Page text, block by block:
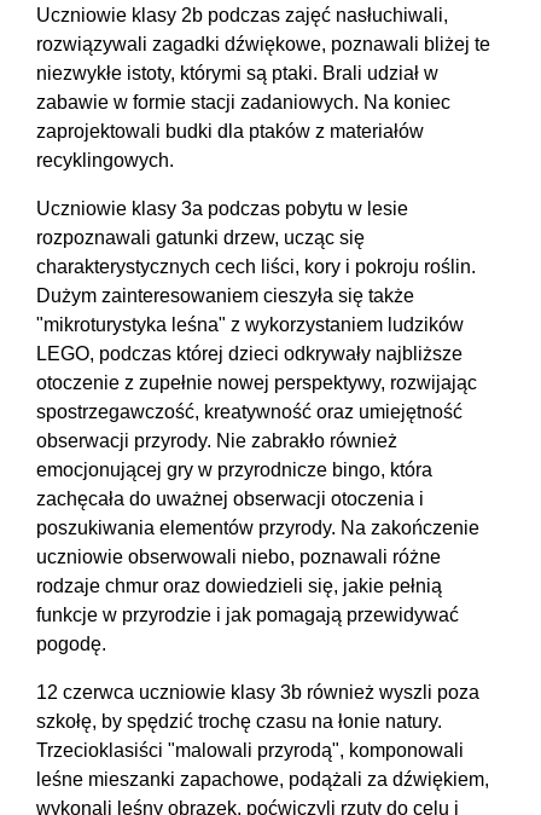
Uczniowie klasy 2b podczas zajęć nasłuchiwali,
rozwiązywali zagadki dźwiękowe, poznawali bliżej te
niezwykłe istoty, którymi są ptaki. Brali udział w
zabawie w formie stacji zadaniowych. Na koniec
zaprojektowali budki dla ptaków z materiałów
recyklingowych.
Uczniowie klasy 3a podczas pobytu w lesie
rozpoznawali gatunki drzew, ucząc się
charakterystycznych cech liści, kory i pokroju roślin.
Dużym zainteresowaniem cieszyła się także
"mikroturystyka leśna" z wykorzystaniem ludzików
LEGO, podczas której dzieci odkrywały najbliższe
otoczenie z zupełnie nowej perspektywy, rozwijając
spostrzegawczość, kreatywność oraz umiejętność
obserwacji przyrody. Nie zabrakło również
emocjonującej gry w przyrodnicze bingo, która
zachęcała do uważnej obserwacji otoczenia i
poszukiwania elementów przyrody. Na zakończenie
uczniowie obserwowali niebo, poznawali różne
rodzaje chmur oraz dowiedzieli się, jakie pełnią
funkcje w przyrodzie i jak pomagają przewidywać
pogodę.
12 czerwca uczniowie klasy 3b również wyszli poza
szkołę, by spędzić trochę czasu na łonie natury.
Trzecioklasiści "malowali przyrodą", komponowali
leśne mieszanki zapachowe, podążali za dźwiękiem,
wykonali leśny obrazek, poćwiczyli rzuty do celu i